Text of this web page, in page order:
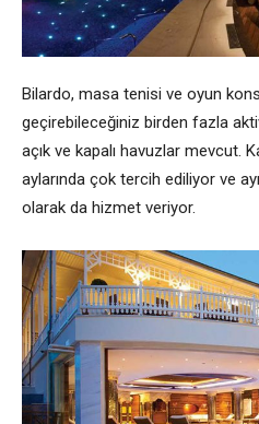
Bilardo, masa tenisi ve oyun
geçirebileceğiniz birden fazla
açık ve kapalı havuzlar mevcut.
aylarında çok tercih ediliyor ve
olarak da hizmet veriyor.